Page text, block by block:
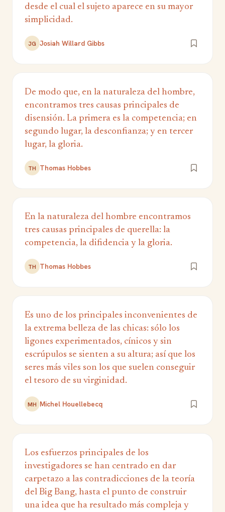
desde el cual el sujeto aparece en su mayor
simplicidad.
JG Josiah Willard Gibbs
De modo que, en la naturaleza del hombre,
encontramos tres causas principales de
disensión. La primera es la competencia; en
segundo lugar, la desconfianza; y en tercer
lugar, la gloria.
TH Thomas Hobbes
En la naturaleza del hombre encontramos
tres causas principales de querella: la
competencia, la difidencia y la gloria.
TH Thomas Hobbes
Es uno de los principales inconvenientes de
la extrema belleza de las chicas: sólo los
ligones experimentados, cínicos y sin
escrúpulos se sienten a su altura; así que los
seres más viles son los que suelen conseguir
el tesoro de su virginidad.
MH Michel Houellebecq
Los esfuerzos principales de los
investigadores se han centrado en dar
carpetazo a las contradicciones de la teoría
del Big Bang, hasta el punto de construir
una idea que ha resultado más compleja y